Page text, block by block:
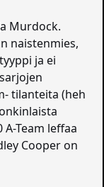
Murdock.
naistenmies,
ja ei
tilanteita (heh
Team leffaa
Cooper on